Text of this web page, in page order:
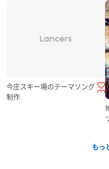
今庄スキー場のテーマソング
制作
もっ